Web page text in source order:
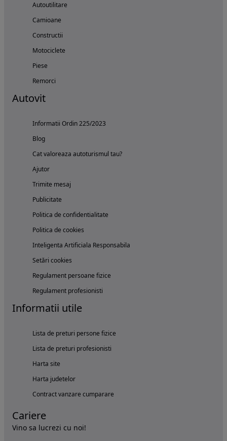
Autoutilitare
Camioane
Constructii
Motociclete
Piese
Remorci
Autovit
Informatii Ordin 225/2023
Blog
Cat valoreaza autoturismul tau?
Ajutor
Trimite mesaj
Publicitate
Politica de confidentialitate
Politica de cookies
Inteligenta Artificiala Responsabila
Setări cookies
Regulament persoane fizice
Regulament profesionisti
Informatii utile
Lista de preturi persone fizice
Lista de preturi profesionisti
Harta site
Harta judetelor
Contract vanzare cumparare
Cariere
Vino sa lucrezi cu noi!